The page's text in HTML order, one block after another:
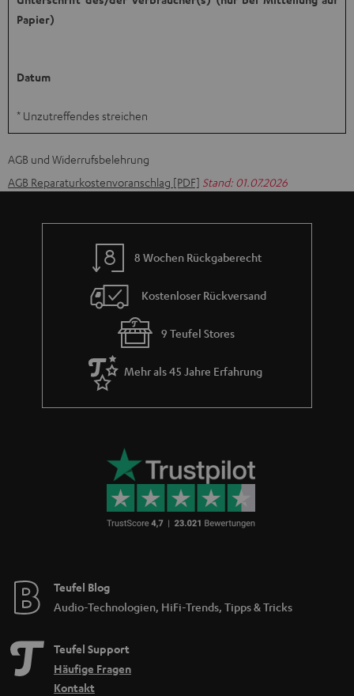
Papier)
Datum
* Unzutreffendes streichen
AGB und Widerrufsbelehrung
AGB Reparaturkostenvoranschlag [PDF] Stand: 01.07.2026
8 Wochen Rückgaberecht
Kostenloser Rückversand
9 Teufel Stores
Mehr als 45 Jahre Erfahrung
Teufel Blog
Audio-Technologien, HiFi-Trends, Tipps & Tricks
Teufel Support
Häufige Fragen
Kontakt